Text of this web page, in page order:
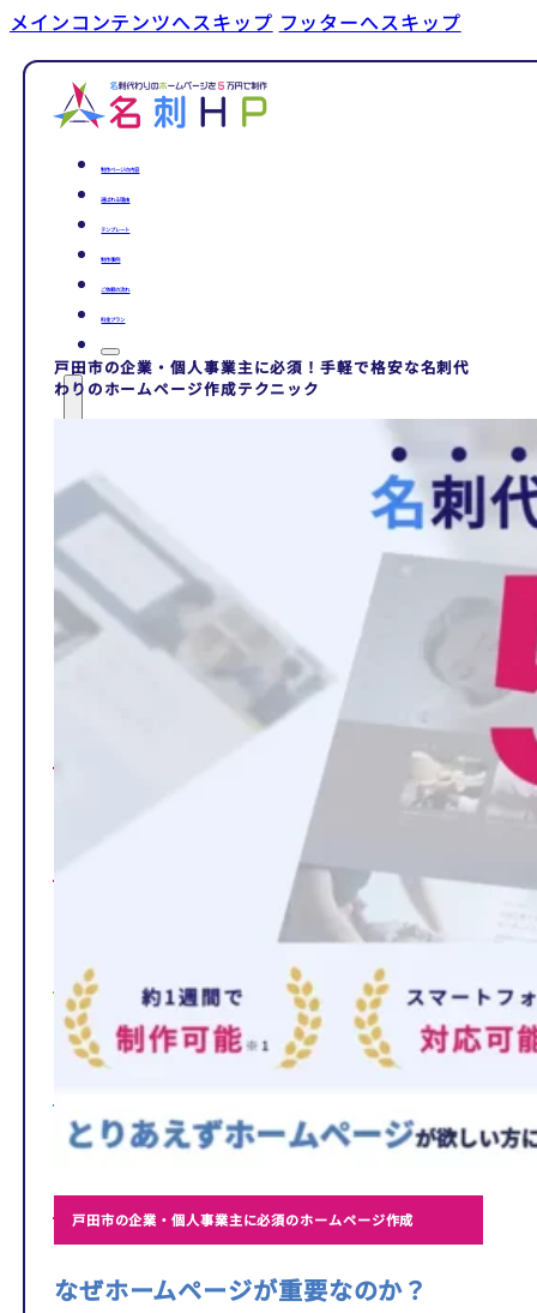
メインコンテンツへスキップ フッターへスキップ
制作ページの内容
選ばれる理由
テンプレート
制作事例
ご依頼の流れ
料金プラン
選ばれる理由
制作事例
戸田市の企業・個人事業主に必須！手軽で格安な名刺代
わりのホームページ作成テクニック
戸田市の企業・個人事業主に必須のホームページ作成
なぜホームページが重要なのか？